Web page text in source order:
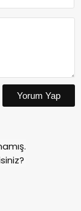
Yorum Yap